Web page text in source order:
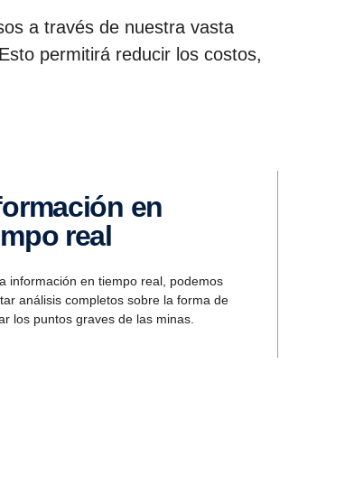
a través de nuestra vasta
permitirá reducir los costos,
real
información en tiempo real, podemos
análisis completos sobre la forma de
los puntos graves de las minas.